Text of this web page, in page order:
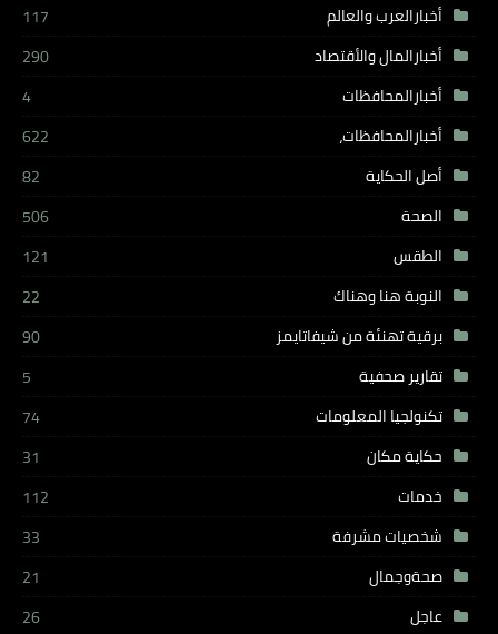
أخبارالعرب والعالم
117
أخبارالمال والأقتصاد
290
أخبارالمحافظات
4
أخبارالمحافظات،
622
أصل الحكاية
82
الصحة
506
الطقس
121
النوبة هنا وهناك
22
برقية تهنئة من شيفاتايمز
90
تقارير صحفية
5
تكنولجيا المعلومات
74
حكاية مكان
31
خدمات
112
شخصيات مشرفة
33
صحةوجمال
21
عاجل
26